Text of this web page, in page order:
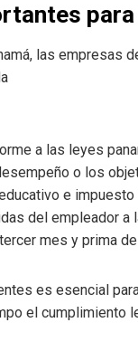
las empresas
a las leyes
o los
e impuesto
del empleador a
mes y prima
es esencial
el cumplimiento